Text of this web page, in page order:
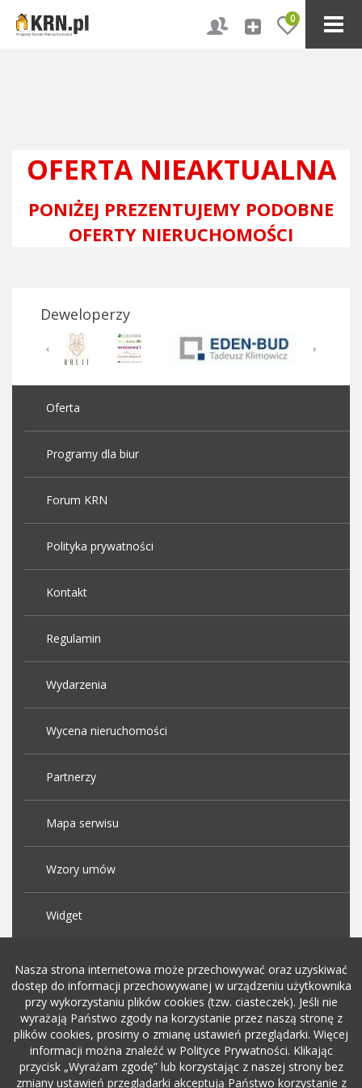
0
OFERTA NIEAKTUALNA
PONIŻEJ PREZENTUJEMY PODOBNE
OFERTY NIERUCHOMOŚCI
Deweloperzy
Oferta
Programy dla biur
Forum KRN
Polityka prywatności
Kontakt
Regulamin
Wydarzenia
Wycena nieruchomości
Partnerzy
Mapa serwisu
Wzory umów
Widget
Dodaj ogłoszenie o pracę
rekrutacja w it
Nasza strona internetowa może przechowywać oraz uzyskiwać
dostęp do informacji przechowywanej w urządzeniu użytkownika
przy wykorzystaniu plików cookies (tzw. ciasteczek). Jeśli nie
wyrażają Państwo zgody na korzystanie przez naszą stronę z
plików cookies, prosimy o zmianę ustawień przeglądarki. Więcej
informacji można znaleźć w Polityce Prywatności. Klikając
przycisk „Wyrażam zgodę” lub korzystając z naszej strony bez
zmiany ustawień przeglądarki akceptują Państwo korzystanie z